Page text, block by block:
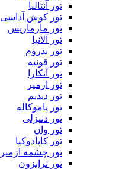
تور آنتالیا
تور کوش آداسی
تور مارماریس
تور آلانیا
تور بدروم
تور قونیه
تور آنکارا
تور ازمیر
تور دیدیم
تور پاموکاله
تور دنیزلی
تور وان
تور کاپادوکیا
تور چشمه ازمیر
تور ترابزون